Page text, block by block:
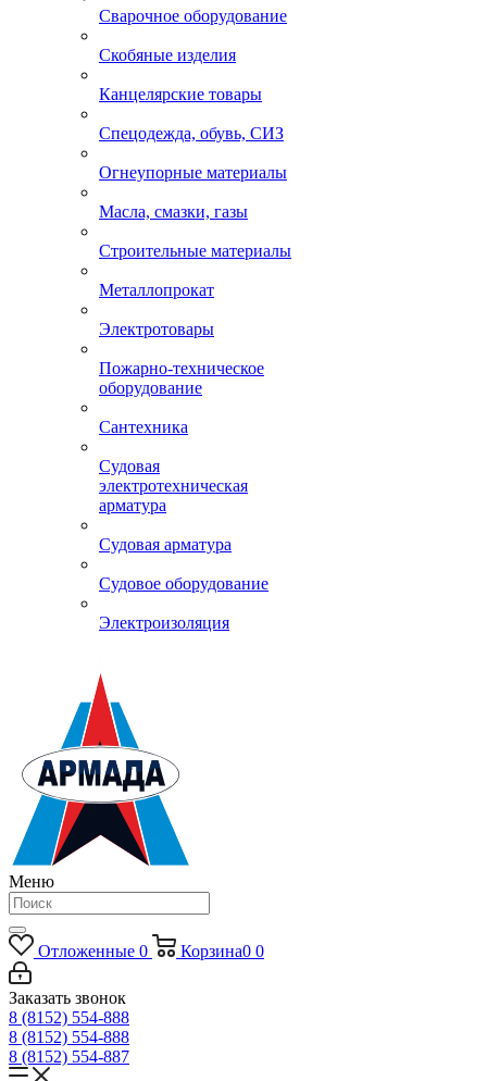
Сварочное оборудование
Скобяные изделия
Канцелярские товары
Спецодежда, обувь, СИЗ
Огнеупорные материалы
Масла, смазки, газы
Строительные материалы
Металлопрокат
Электротовары
Пожарно-техническое
оборудование
Сантехника
Судовая
электротехническая
арматура
Судовая арматура
Судовое оборудование
Электроизоляция
Меню
Отложенные 0 Корзина0 0
Заказать звонок
8 (8152) 554-888
8 (8152) 554-888
8 (8152) 554-887